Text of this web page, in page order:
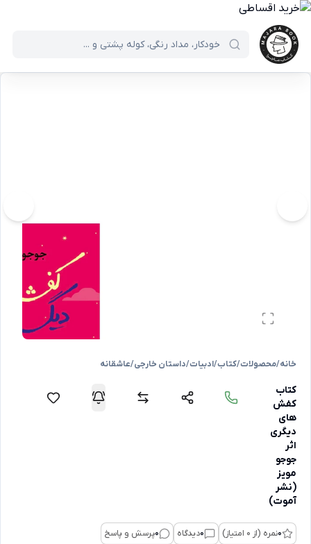
خانه/محصولات/کتاب/ادبیات/داستان خارجی/عاشقانه
کتاب
کفش
های
دیگری
اثر
جوجو
مویز
(نشر
آموت)
0نمره (از 0 امتیاز) 0دیدگاه 0پرسش و پاسخ